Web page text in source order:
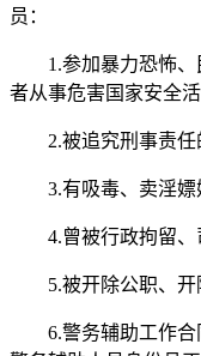
员：
1.参加暴力恐怖、
者从事危害国家安全活
2.被追究刑事责任
3.有吸毒、卖淫嫖
4.曾被行政拘留、
5.被开除公职、开
6.警务辅助工作合